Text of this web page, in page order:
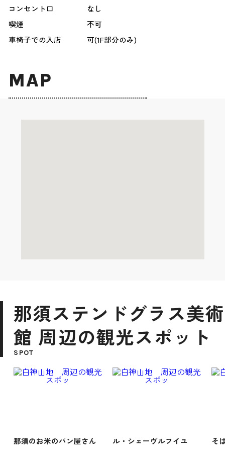
コンセント口
なし
喫煙
不可
車椅子での入店
可(1F部分のみ)
MAP
那須ステンドグラス美術
館 周辺の観光スポット
SPOT
那須のお米のパン屋さん ル・シェーヴルフイユ そ